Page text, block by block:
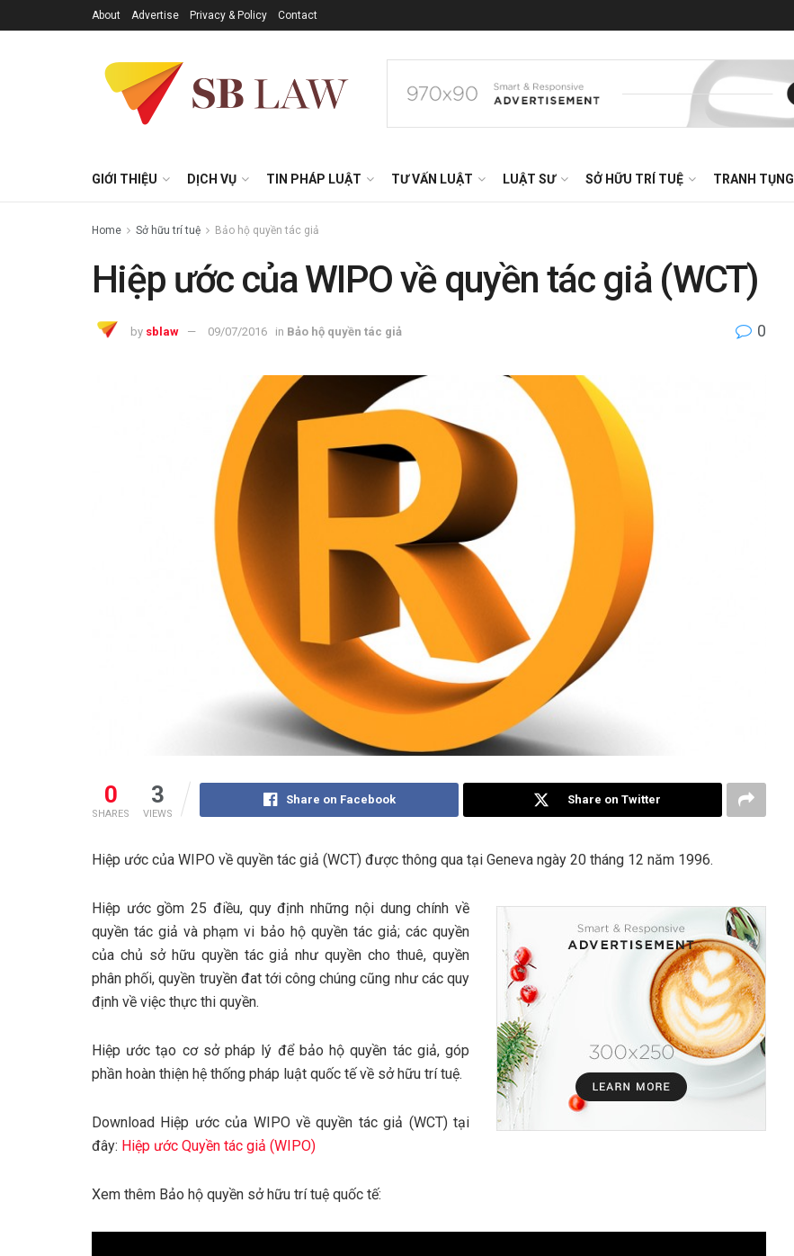
About Advertise Privacy & Policy Contact
GIỚI THIỆU DỊCH VỤ TIN PHÁP LUẬT TƯ VẤN LUẬT LUẬT SƯ SỞ HỮU TRÍ TUỆ TRANH TỤNG
Home Sở hữu trí tuệ Bảo hộ quyền tác giả
Hiệp ước của WIPO về quyền tác giả (WCT)
by sblaw 09/07/2016 in Bảo hộ quyền tác giả 0
0
SHARES
3
VIEWS
Share on Facebook Share on Twitter
Hiệp ước của WIPO về quyền tác giả (WCT) được thông qua tại Geneva ngày 20 tháng 12 năm 1996.
Hiệp ước gồm 25 điều, quy định những nội dung chính về
quyền tác giả và phạm vi bảo hộ quyền tác giả; các quyền
của chủ sở hữu quyền tác giả như quyền cho thuê, quyền
phân phối, quyền truyền đat tới công chúng cũng như các quy
định về việc thực thi quyền.
Hiệp ước tạo cơ sở pháp lý để bảo hộ quyền tác giả, góp
phần hoàn thiện hệ thống pháp luật quốc tế về sở hữu trí tuệ.
Download Hiệp ước của WIPO về quyền tác giả (WCT) tại
đây: Hiệp ước Quyền tác giả (WIPO)
Xem thêm Bảo hộ quyền sở hữu trí tuệ quốc tế: